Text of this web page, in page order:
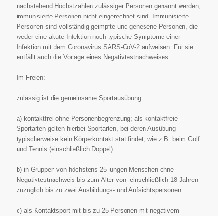
nachstehend Höchstzahlen zulässiger Personen genannt werden,
immunisierte Personen nicht eingerechnet sind. Immunisierte
Personen sind vollständig geimpfte und genesene Personen, die
weder eine akute Infektion noch typische Symptome einer
Infektion mit dem Coronavirus SARS-CoV-2 aufweisen. Für sie
entfällt auch die Vorlage eines Negativtestnachweises.
Im Freien:
zulässig ist die gemeinsame Sportausübung
a) kontaktfrei ohne Personenbegrenzung; als kontaktfreie
Sportarten gelten hierbei Sportarten, bei deren Ausübung
typischerweise kein Körperkontakt stattfindet, wie z.B. beim Golf
und Tennis (einschließlich Doppel)
b) in Gruppen von höchstens 25 jungen Menschen ohne
Negativtestnachweis bis zum Alter von einschließlich 18 Jahren
zuzüglich bis zu zwei Ausbildungs- und Aufsichtspersonen
c) als Kontaktsport mit bis zu 25 Personen mit negativem